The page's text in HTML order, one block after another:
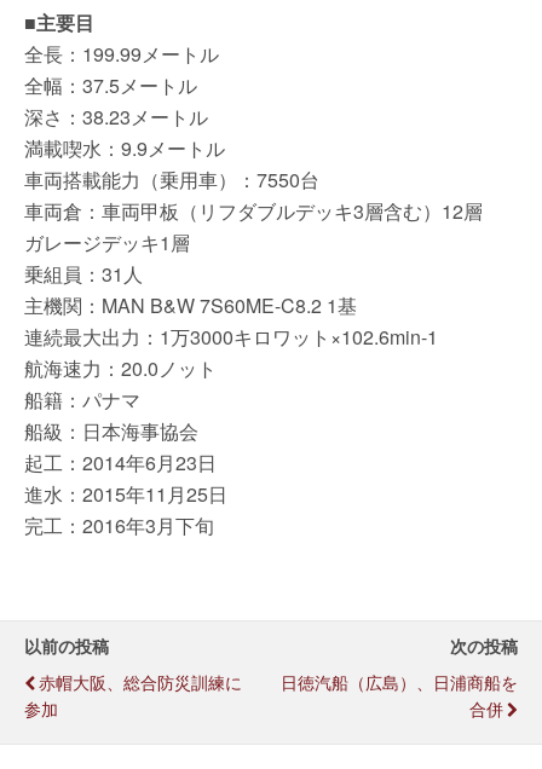
■主要目
全長：199.99メートル
全幅：37.5メートル
深さ：38.23メートル
満載喫水：9.9メートル
車両搭載能力（乗用車）：7550台
車両倉：車両甲板（リフダブルデッキ3層含む）12層
ガレージデッキ1層
乗組員：31人
主機関：MAN B&W 7S60ME-C8.2 1基
連続最大出力：1万3000キロワット×102.6min-1
航海速力：20.0ノット
船籍：パナマ
船級：日本海事協会
起工：2014年6月23日
進水：2015年11月25日
完工：2016年3月下旬
以前の投稿
赤帽大阪、総合防災訓練に
参加
次の投稿
日徳汽船（広島）、日浦商船を
合併